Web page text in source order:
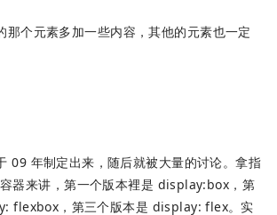
那个元素多加一些内容，其他的元素也一定
09 年制定出来，随后就被大量的讨论。拿指
器来讲，第一个版本裡是 display:box，第
flexbox，第三个版本是 display: flex。实